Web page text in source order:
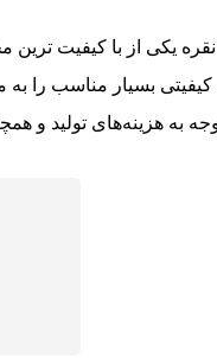
نقره یکی از با کیفیت
کیفیتی بسیار مناسب را
به هزینه‌های تولید و